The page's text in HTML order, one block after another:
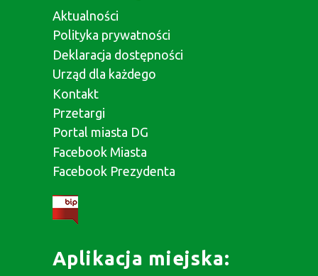
Aktualności
Polityka prywatności
Deklaracja dostępności
Urząd dla każdego
Kontakt
Przetargi
Portal miasta DG
Facebook Miasta
Facebook Prezydenta
Aplikacja miejska: